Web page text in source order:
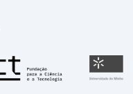
Fundação